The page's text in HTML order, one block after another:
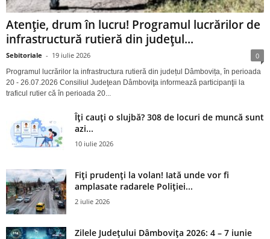
Atenție, drum în lucru! Programul lucrărilor de
infrastructură rutieră din județul...
Sebitoriale - 19 iulie 2026 0
Programul lucrărilor la infrastructura rutieră din județul Dâmbovița, în perioada
20 - 26.07.2026 Consiliul Judeţean Dâmboviţa informează participanţii la
traficul rutier că în perioada 20...
Îți cauți o slujbă? 308 de locuri de muncă sunt
azi...
10 iulie 2026
Fiți prudenți la volan! Iată unde vor fi
amplasate radarele Poliției...
2 iulie 2026
Zilele Județului Dâmbovița 2026: 4 – 7 iunie